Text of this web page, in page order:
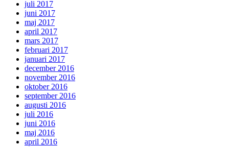
juli 2017
juni 2017
maj 2017
april 2017
mars 2017
februari 2017
januari 2017
december 2016
november 2016
oktober 2016
september 2016
augusti 2016
juli 2016
juni 2016
maj 2016
april 2016